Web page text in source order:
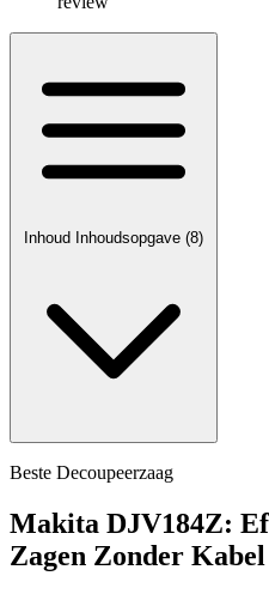
Inhoud Inhoudsopgave (8)
Beste Decoupeerzaag
Makita DJV184Z:
Zagen Zonder Kabel